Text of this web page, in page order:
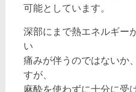
可能としています。
深部にまで熱エネルギー
い
痛みが伴うのではないか
すが、
麻酔を使わずに十分に受